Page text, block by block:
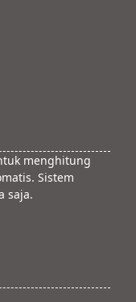
menghitung
Sistem
saja.